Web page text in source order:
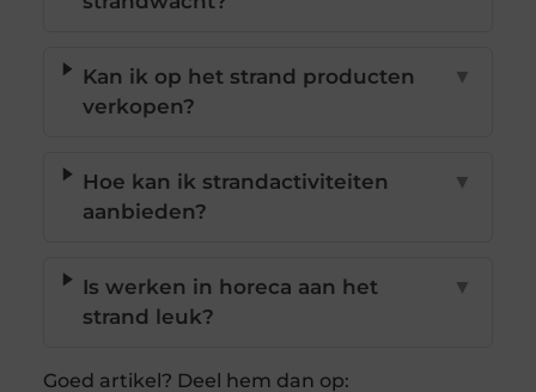
Kan ik op het strand producten
verkopen?
▼
Hoe kan ik strandactiviteiten
aanbieden?
▼
Is werken in horeca aan het
strand leuk?
▼
Goed artikel? Deel hem dan op: